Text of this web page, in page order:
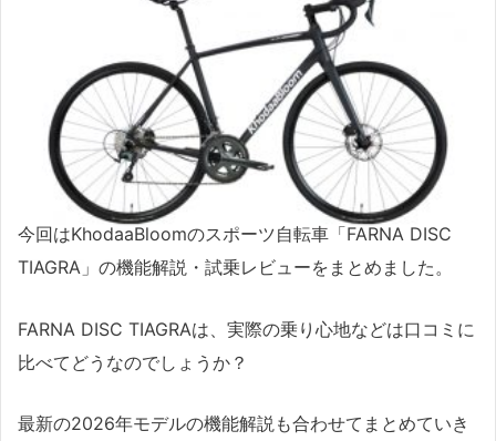
今回はKhodaaBloomのスポーツ自転車「FARNA DISC
TIAGRA」の機能解説・試乗レビューをまとめました。
FARNA DISC TIAGRAは、実際の乗り心地などは口コミに
比べてどうなのでしょうか？
最新の2026年モデルの機能解説も合わせてまとめていき